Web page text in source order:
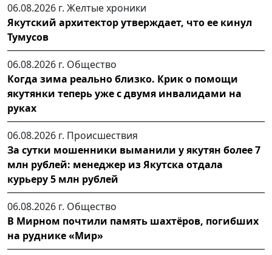
06.08.2026 г. Желтые хроники
Якутский архитектор утверждает, что ее кинул
Тумусов
06.08.2026 г. Общество
Когда зима реально близко. Крик о помощи
якутянки теперь уже с двумя инвалидами на
руках
06.08.2026 г. Происшествия
За сутки мошенники выманили у якутян более 7
млн рублей: менеджер из Якутска отдала
курьеру 5 млн рублей
06.08.2026 г. Общество
В Мирном почтили память шахтёров, погибших
на руднике «Мир»